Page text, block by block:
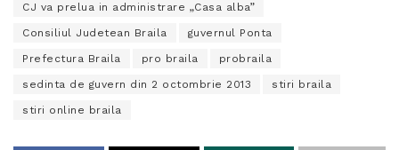
CJ va prelua in administrare „Casa alba”
Consiliul Judetean Braila guvernul Ponta
Prefectura Braila pro braila probraila
sedinta de guvern din 2 octombrie 2013 stiri braila
stiri online braila